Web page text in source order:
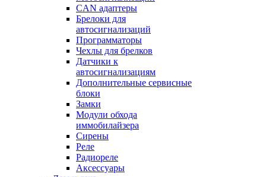
CAN адаптеры
Брелоки для
автосигнализаций
Программаторы
Чехлы для брелков
Датчики к
автосигнализациям
Дополнительные сервисные
блоки
Замки
Модули обхода
иммобилайзера
Сирены
Реле
Радиореле
Аксессуары